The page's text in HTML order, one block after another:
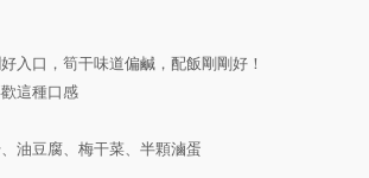
入口，筍干味道偏鹹，配飯剛剛好！
這種口感
油豆腐、梅干菜、半顆滷蛋